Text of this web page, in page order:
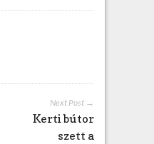
Next Post →
Kerti bútor
szett a